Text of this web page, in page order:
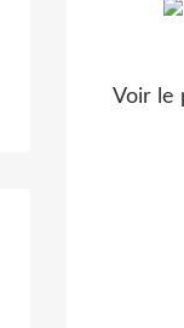
Voir le